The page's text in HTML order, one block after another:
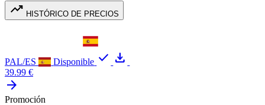
trending_up HISTÓRICO DE PRECIOS
PAL/ES Disponible check download
39.99 €
arrow_forward
Promoción